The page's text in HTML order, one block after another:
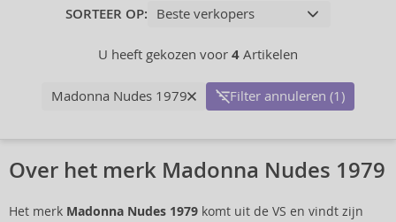
SORTEER OP:
U heeft gekozen voor 4 Artikelen
Madonna Nudes 1979 Filter annuleren (1)
Over het merk Madonna Nudes 1979
Het merk Madonna Nudes 1979 komt uit de VS en vindt zijn